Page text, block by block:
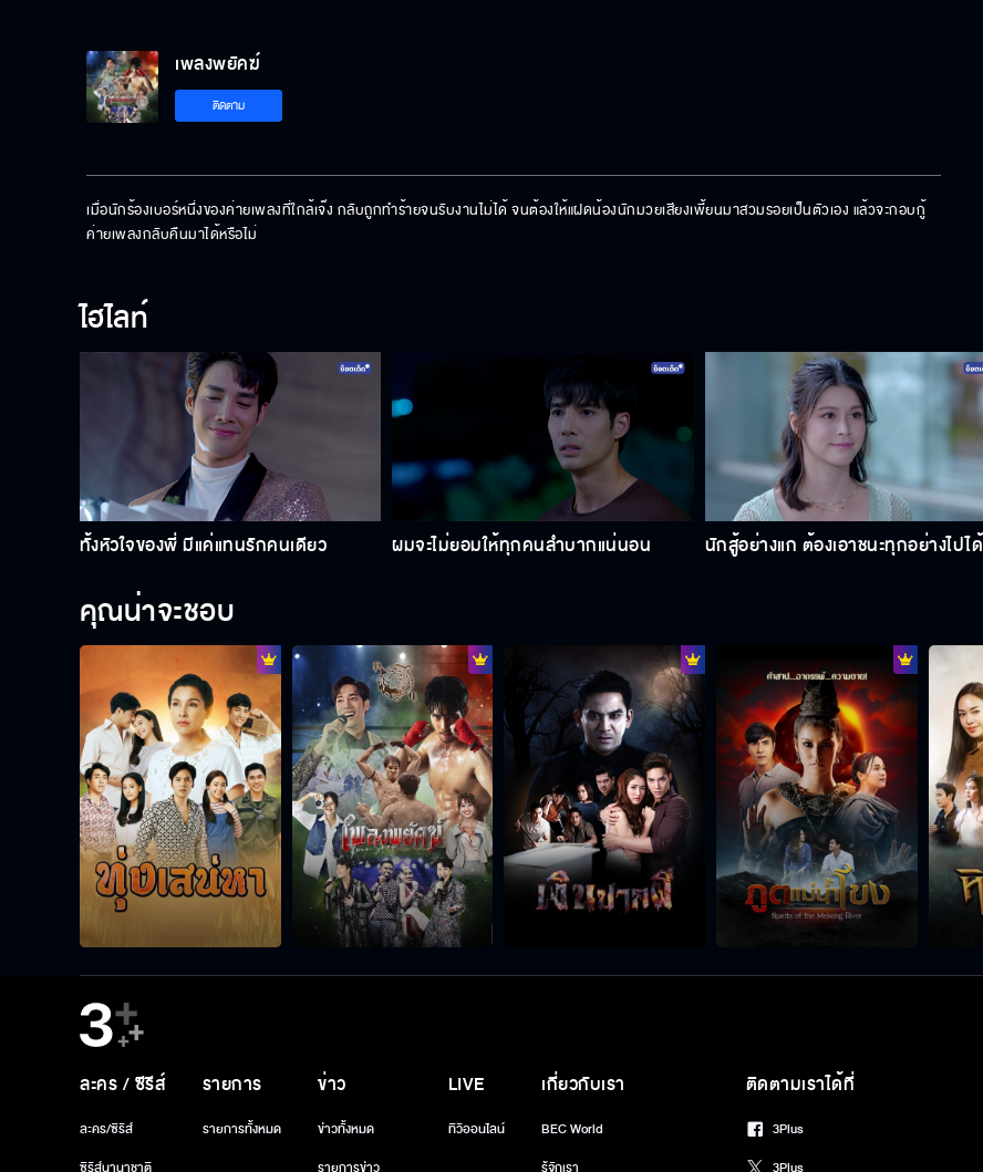
เพลงพยัคฆ์
ติดตาม
เมื่อนักร้องเบอร์หนึ่งของค่ายเพลงที่ใกล้เจ๊ง กลับถูกทำร้ายจนรับงานไม่ได้ จนต้องให้แฝดน้องนักมวยเสียงเพี้ยนมาสวมรอยเป็นตัวเอง แล้วจะกอบกู้
ค่ายเพลงกลับคืนมาได้หรือไม่
ไฮไลท์
ทั้งหัวใจของพี่ มีแค่แทนรักคนเดียว ผมจะไม่ยอมให้ทุกคนลำบากแน่นอน นักสู้อย่างแก ต้องเอาชนะทุกอย่างไปได้
คุณน่าจะชอบ
ละคร / ซีรีส์
ละคร/ซีรีส์
รายการ
รายการทั้งหมด
ข่าว
ข่าวทั้งหมด
LIVE
ทีวีออนไลน์
เกี่ยวกับเรา
BEC World
ติดตามเราได้ที่
3Plus